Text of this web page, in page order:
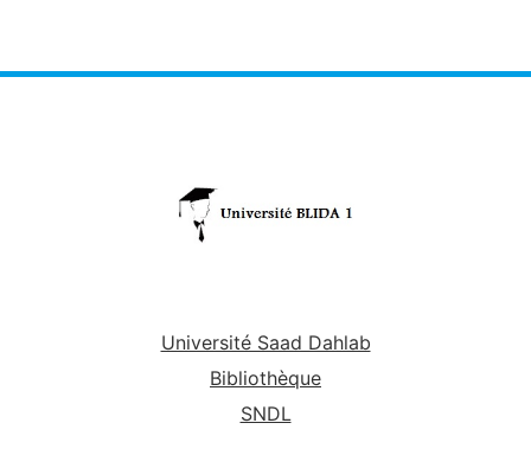
Université Saad Dahlab
Bibliothèque
SNDL